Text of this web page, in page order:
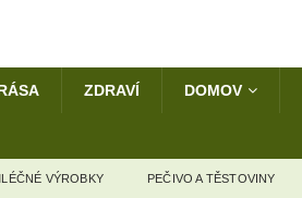
ZDRAVÍ DOMOV
VÝROBKY PEČIVO A TĚSTOVINY